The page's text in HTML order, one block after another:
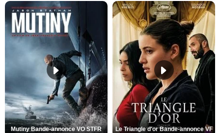
Mutiny Bande-annonce VO STFR Le Triangle d'or Bande-annonce VF